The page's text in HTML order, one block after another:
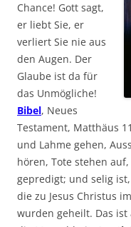
Chance! Gott sagt,
er liebt Sie, er
verliert Sie nie aus
den Augen. Der
Glaube ist da für
das Unmögliche!
Bibel, Neues
Testament, Matthäus
und Lahme gehen,
hören, Tote stehen
gepredigt; und selig
die zu Jesus Christus
wurden geheilt. Das